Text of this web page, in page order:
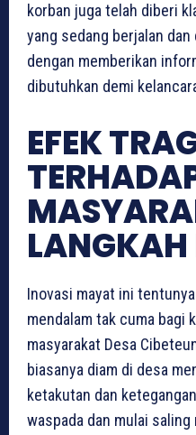
korban juga telah diberi
yang sedang berjalan
dengan memberikan
dibutuhkan demi
EFEK
LANGKAH
Inovasi mayat ini
mendalam tak cuma bagi
masyarakat Desa
biasanya diam di desa
ketakutan dan
waspada dan mulai